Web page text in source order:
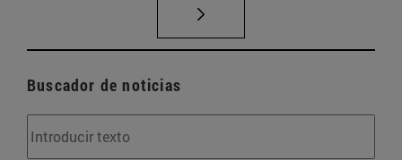
Buscador de noticias